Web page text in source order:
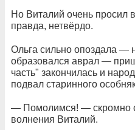
Но Виталий очень просил
правда, нетвёрдо.
Ольга сильно опоздала —
образовался аврал —
часть" закончилась и
подвал старинного
— Помолимся! — скромно
волнения Виталий.